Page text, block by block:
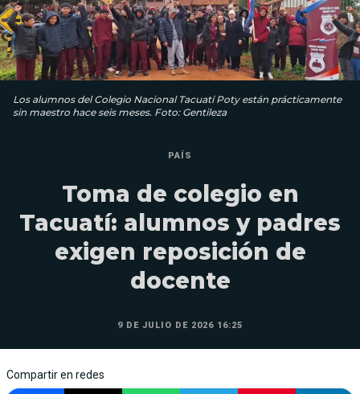
Los alumnos del Colegio Nacional Tacuatí Poty están prácticamente
sin maestro hace seis meses. Foto: Gentileza
PAÍS
Toma de colegio en
Tacuatí: alumnos y padres
exigen reposición de
docente
9 DE JULIO DE 2026 16:25
Compartir en redes